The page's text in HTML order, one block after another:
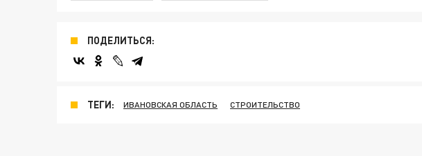
ПОДЕЛИТЬСЯ:
ТЕГИ: ИВАНОВСКАЯ ОБЛАСТЬ СТРОИТЕЛЬСТВО